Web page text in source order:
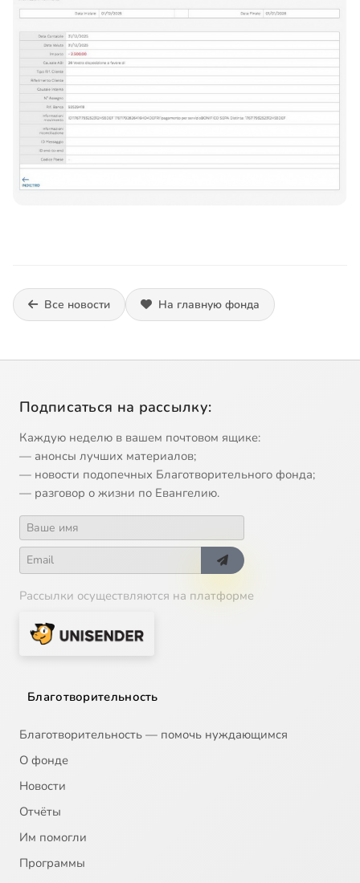
Все новости На главную фонда
Подписаться на рассылку:
Каждую неделю в вашем почтовом ящике:
— анонсы лучших материалов;
— новости подопечных Благотворительного фонда;
— разговор о жизни по Евангелию.
Рассылки осуществляются на платформе
Благотворительность
Благотворительность — помочь нуждающимся
О фонде
Новости
Отчёты
Им помогли
Программы